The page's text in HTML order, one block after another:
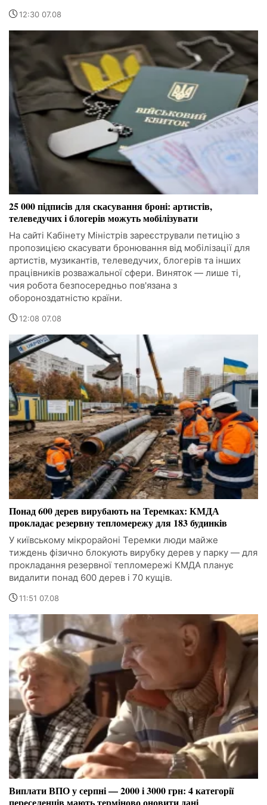
12:30 07.08
25 000 підписів для скасування броні: артистів,
телеведучих і блогерів можуть мобілізувати
На сайті Кабінету Міністрів зареєстрували петицію з
пропозицією скасувати бронювання від мобілізації для
артистів, музикантів, телеведучих, блогерів та інших
працівників розважальної сфери. Виняток — лише ті,
чия робота безпосередньо пов'язана з
обороноздатністю країни.
12:08 07.08
Понад 600 дерев вирубають на Теремках: КМДА
прокладає резервну тепломережу для 183 будинків
У київському мікрорайоні Теремки люди майже
тиждень фізично блокують вирубку дерев у парку — для
прокладання резервної тепломережі КМДА планує
видалити понад 600 дерев і 70 кущів.
11:51 07.08
Виплати ВПО у серпні — 2000 і 3000 грн: 4 категорії